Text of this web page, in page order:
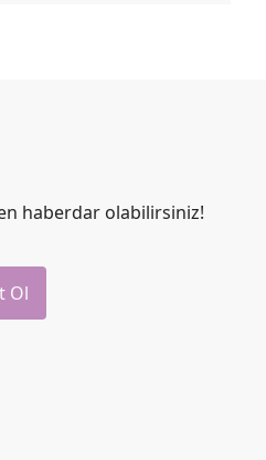
haberdar olabilirsiniz!
Ol